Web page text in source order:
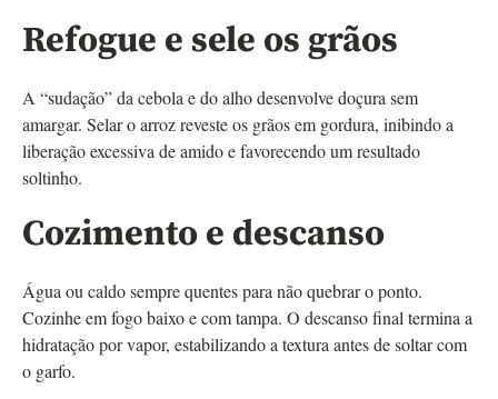
Refogue e sele os grãos
A “sudação” da cebola e do alho desenvolve doçura sem
amargar. Selar o arroz reveste os grãos em gordura, inibindo a
liberação excessiva de amido e favorecendo um resultado
soltinho.
Cozimento e descanso
Água ou caldo sempre quentes para não quebrar o ponto.
Cozinhe em fogo baixo e com tampa. O descanso final termina a
hidratação por vapor, estabilizando a textura antes de soltar com
o garfo.